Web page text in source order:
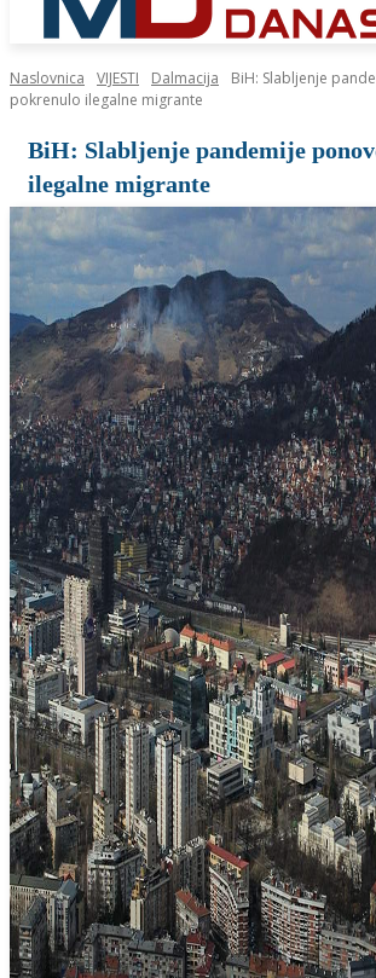
Naslovnica VIJESTI Dalmacija
BiH: Slabljenje
pokrenulo ilegalne migrante
BiH: Slabljenje pandemije
ilegalne migrante